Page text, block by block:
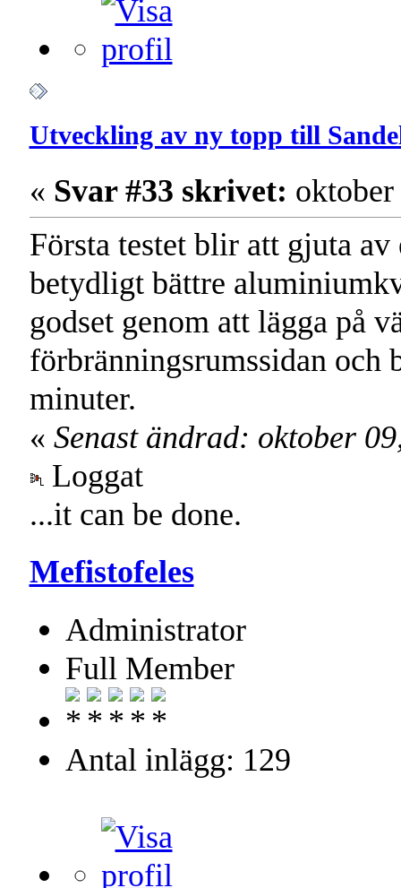
Utveckling av ny topp till
« Svar #33 skrivet:
Första testet blir att gjuta
betydligt bättre
godset genom att lägga på
förbränningsrumssidan och
minuter.
« Senast ändrad: oktober
Loggat
...it can be done.
Mefistofeles
Administrator
Full Member
Antal inlägg: 129